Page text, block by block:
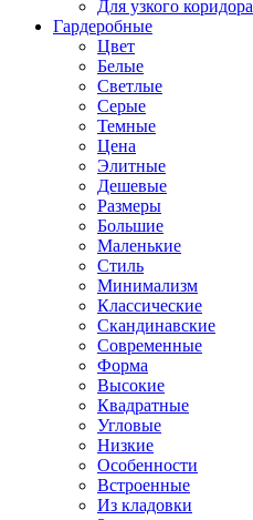
Для узкого коридора
Гардеробные
Цвет
Белые
Светлые
Серые
Темные
Цена
Элитные
Дешевые
Размеры
Большие
Маленькие
Стиль
Минимализм
Классические
Скандинавские
Современные
Форма
Высокие
Квадратные
Угловые
Низкие
Особенности
Встроенные
Из кладовки